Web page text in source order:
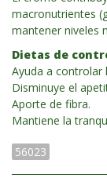
macronutrientes
mantener niveles
Dietas de
Ayuda a controlar
Disminuye el
Aporte de fibra.
Mantiene la
56023